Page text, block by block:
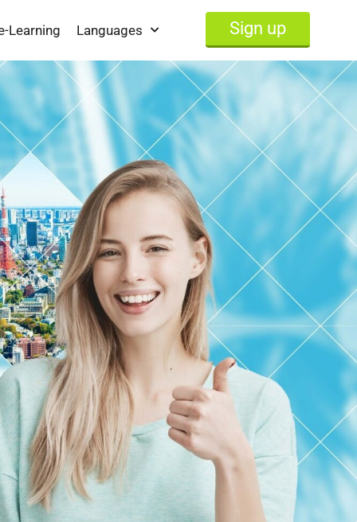
Learning Languages Sign up